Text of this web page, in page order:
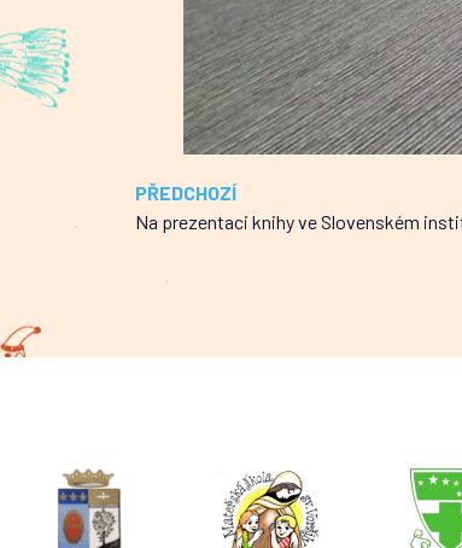
PŘEDCHOZÍ
Na prezentaci knihy ve Slovenském